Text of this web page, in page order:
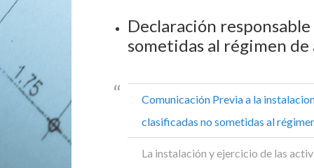
Declaración
sometidas al régimen
Comunicación Previa a la
clasificadas no sometidas al
La instalación y ejercicio de las